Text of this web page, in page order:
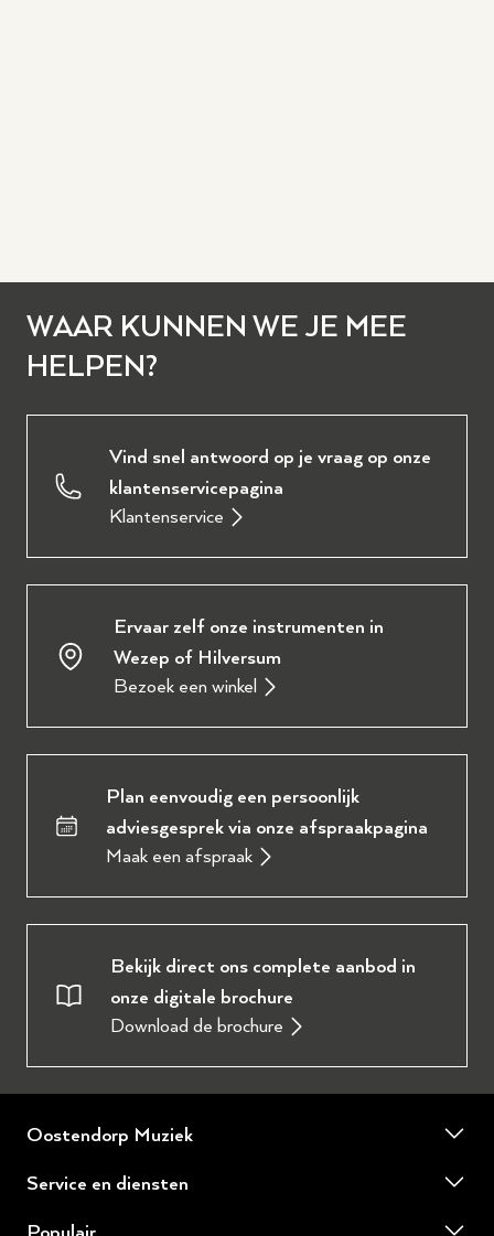
WAAR KUNNEN WE JE MEE
HELPEN?
Vind snel antwoord op je vraag op onze
klantenservicepagina
Klantenservice
Ervaar zelf onze instrumenten in
Wezep of Hilversum
Bezoek een winkel
Plan eenvoudig een persoonlijk
adviesgesprek via onze afspraakpagina
Maak een afspraak
Bekijk direct ons complete aanbod in
onze digitale brochure
Download de brochure
Oostendorp Muziek
Over ons
Service en diensten
Piano of vleugel huren